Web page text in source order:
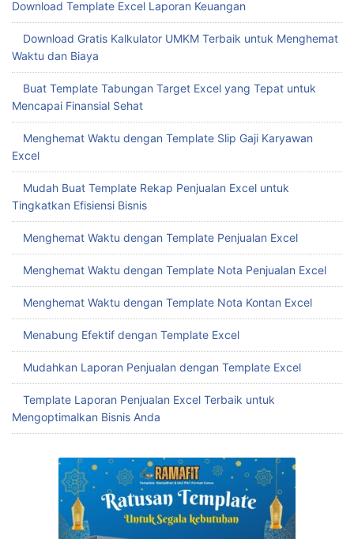
Download Template Excel Laporan Keuangan
Download Gratis Kalkulator UMKM Terbaik untuk Menghemat
Waktu dan Biaya
Buat Template Tabungan Target Excel yang Tepat untuk
Mencapai Finansial Sehat
Menghemat Waktu dengan Template Slip Gaji Karyawan
Excel
Mudah Buat Template Rekap Penjualan Excel untuk
Tingkatkan Efisiensi Bisnis
Menghemat Waktu dengan Template Penjualan Excel
Menghemat Waktu dengan Template Nota Penjualan Excel
Menghemat Waktu dengan Template Nota Kontan Excel
Menabung Efektif dengan Template Excel
Mudahkan Laporan Penjualan dengan Template Excel
Template Laporan Penjualan Excel Terbaik untuk
Mengoptimalkan Bisnis Anda